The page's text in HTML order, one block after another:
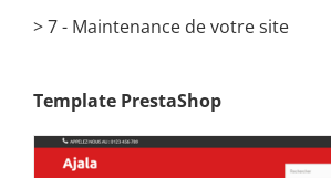
> 7 - Maintenance de votre site
Template PrestaShop